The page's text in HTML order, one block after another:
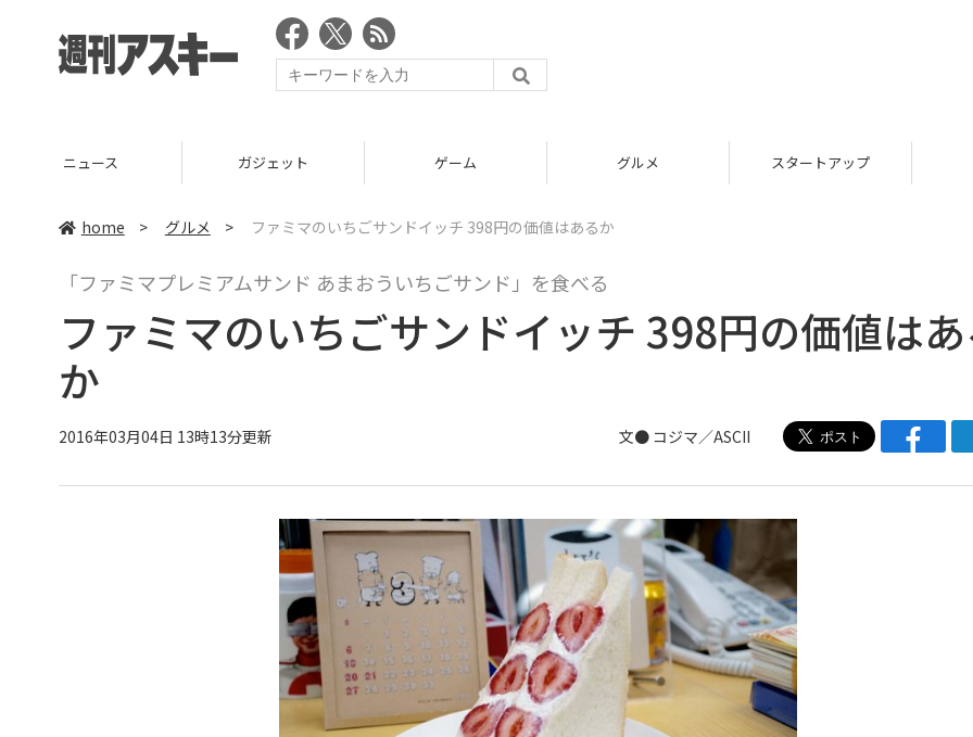
ガジェット ゲーム グルメ スタートアップ ICT
home > グルメ > ファミマのいちごサンドイッチ 398円の価値はあるか
「ファミマプレミアムサンド あまおういちごサンド」を食べる
ファミマのいちごサンドイッチ 398円の価値は
か
2016年03月04日 13時13分更新 文● コジマ／ASCII